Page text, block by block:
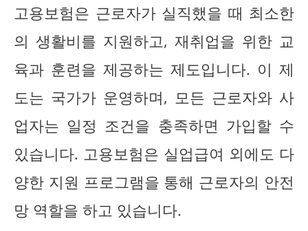
고용보험은 근로자가 실직했을 때 최소한
의 생활비를 지원하고, 재취업을 위한 교
육과 훈련을 제공하는 제도입니다. 이 제
도는 국가가 운영하며, 모든 근로자와 사
업자는 일정 조건을 충족하면 가입할 수
있습니다. 고용보험은 실업급여 외에도 다
양한 지원 프로그램을 통해 근로자의 안전
망 역할을 하고 있습니다.